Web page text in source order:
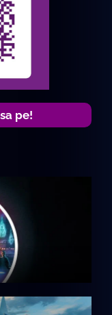
pe!